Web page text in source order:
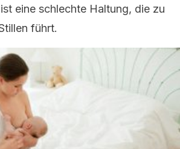
eine schlechte Haltung, die zu
führt.